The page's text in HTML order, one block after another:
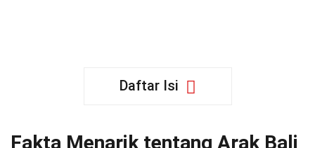
Daftar Isi
Fakta Menarik tentang Arak Bali